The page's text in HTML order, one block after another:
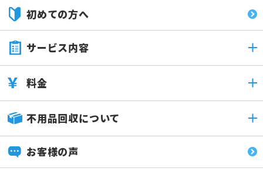
初めての方へ
サービス内容
料金
不用品回収について
お客様の声